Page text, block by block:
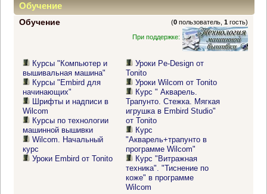
Обучение
Обучение (0 пользователь,1 гость)
При поддержке:
Курсы "Компьютер и
вышивальная машина"
Курсы "Embird для
начинающих"
Шрифты и надписи в
Wilcom
Курсы по технологии
машинной вышивки
Wilcom. Начальный
курс
Уроки Embird от Tonito
Уроки Pe-Design от
Tonito
Уроки Wilcom от Tonito
Курс " Акварель.
Трапунто. Стежка. Мягкая
игрушка в Embird Studio"
от Tonito
Курс
"Акварель+трапунто в
программе Wilcom"
Курс "Витражная
техника". "Тиснение по
коже" в программе
Wilcom